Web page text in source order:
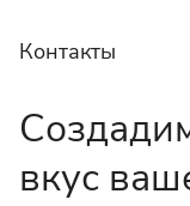
Контакты
вкус